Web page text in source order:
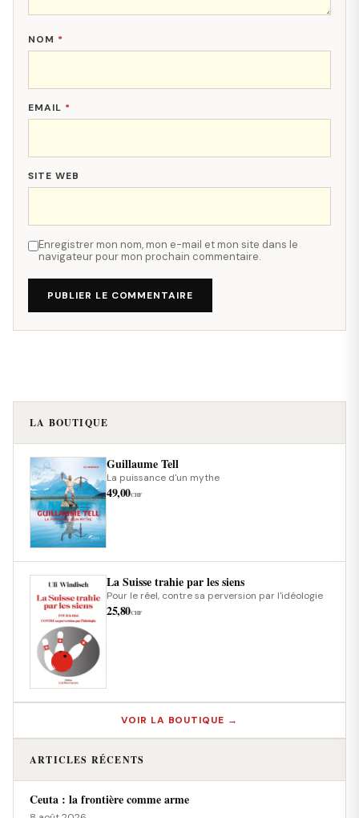
NOM *
EMAIL *
SITE WEB
Enregistrer mon nom, mon e-mail et mon site dans le
navigateur pour mon prochain commentaire.
PUBLIER LE COMMENTAIRE
LA BOUTIQUE
Guillaume Tell
La puissance d'un mythe
49,00CHF
La Suisse trahie par les siens
Pour le réel, contre sa perversion par l'idéologie
25,80CHF
VOIR LA BOUTIQUE →
ARTICLES RÉCENTS
Ceuta : la frontière comme arme